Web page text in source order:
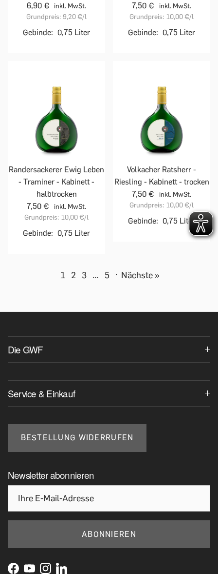
6,90 €
inkl. MwSt.
Grundpreis: 9,20 €/l
Gebinde: 0,75 Liter
7,50 €
inkl. MwSt.
Grundpreis: 10,00 €/l
Gebinde: 0,75 Liter
Randersackerer Ewig Leben
- Traminer - Kabinett -
halbtrocken
7,50 €
inkl. MwSt.
Grundpreis: 10,00 €/l
Gebinde: 0,75 Liter
Volkacher Ratsherr -
Riesling - Kabinett - trocken
7,50 €
inkl. MwSt.
Grundpreis: 10,00 €/l
Gebinde: 0,75 Liter
1 2 3 … 5 · Nächste »
Die GWF
Service & Einkauf
BESTELLUNG WIDERRUFEN
Newsletter abonnieren
ABONNIEREN